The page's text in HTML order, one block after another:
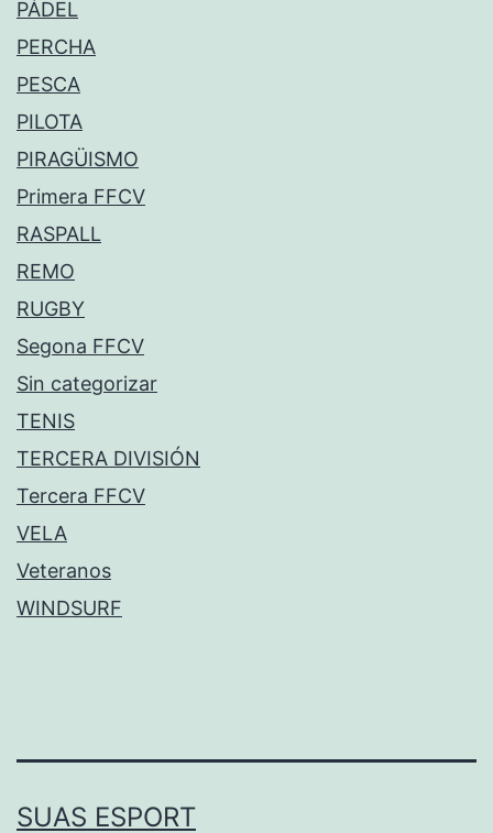
PÁDEL
PERCHA
PESCA
PILOTA
PIRAGÜISMO
Primera FFCV
RASPALL
REMO
RUGBY
Segona FFCV
Sin categorizar
TENIS
TERCERA DIVISIÓN
Tercera FFCV
VELA
Veteranos
WINDSURF
SUAS ESPORT